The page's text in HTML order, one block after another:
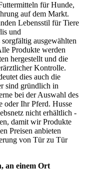
für Hunde,
auf dem Markt.
Lebensstil für Tiere
und
ausgewählten
Produkte werden
hergestellt und die
Kontrolle.
dies auch die
sind gründlich in
bei der Auswahl des
oder Ihr Pferd. Husse
nicht erhältlich -
damit wir Produkte
Preisen anbieten
von Tür zu Tür
an einem Ort